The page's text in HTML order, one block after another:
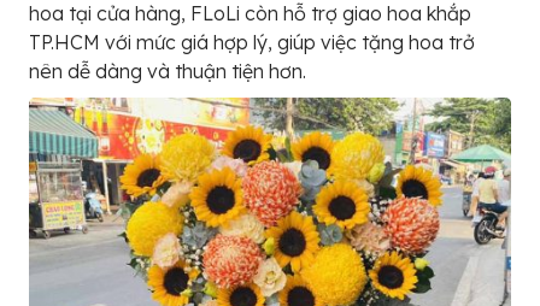
hoa tại cửa hàng, FLoLi còn hỗ trợ giao hoa khắp
TP.HCM với mức giá hợp lý, giúp việc tặng hoa trở
nên dễ dàng và thuận tiện hơn.